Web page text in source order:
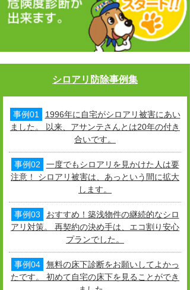
シロアリ防除事例集
事例01
1996年に自宅がシロアリ被害にあい
ました。 以来、アサンテさんとは20年の付き
合いです。
事例02
一度でもシロアリを見かけた人は要
注意！ シロアリ被害は、あっという間に拡大
します。
事例03
おすすめ！築浅物件の継続的なシロ
アリ対策。 再契約の決め手は、エコ割り安心
プランでした。
事例04
無料の床下診断をお願いしてよかっ
たです。 初めて自宅の床下を見ることができ